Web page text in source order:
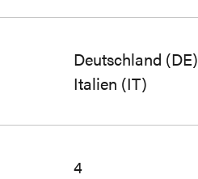
Deutschland (DE)
Italien (IT)
4